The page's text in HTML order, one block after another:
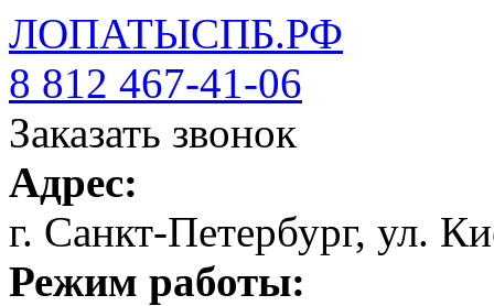
ЛОПАТЫСПБ.РФ
8 812 467-41-06
Заказать звонок
Адрес:
г. Санкт-Петербург, ул.
Режим работы: